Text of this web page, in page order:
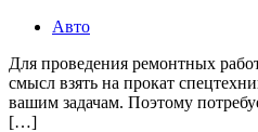
Авто
Для проведения ремонтных
смысл взять на прокат
вашим задачам. Поэтому
[…]